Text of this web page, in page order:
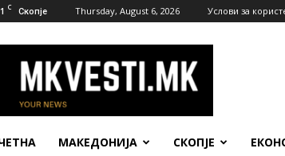
C Скопје Thursday, August 6, 2026 Услови за
Вести
МАКЕДОНИЈА СКОПЈЕ